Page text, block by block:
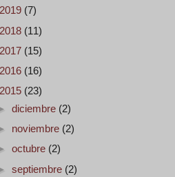
2019 (7)
2018 (11)
2017 (15)
2016 (16)
2015 (23)
diciembre (2)
noviembre (2)
octubre (2)
septiembre (2)